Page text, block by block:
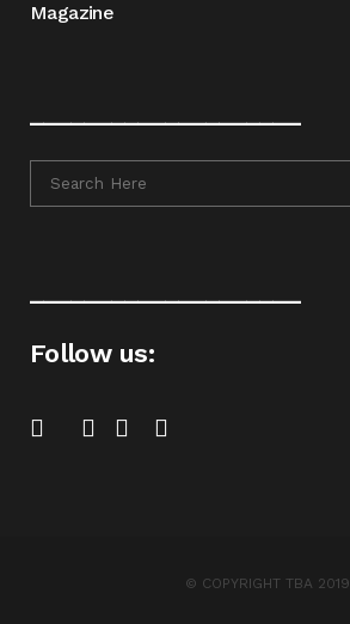
Magazine
Follow us:
© COPYRIGHT TBA 2019